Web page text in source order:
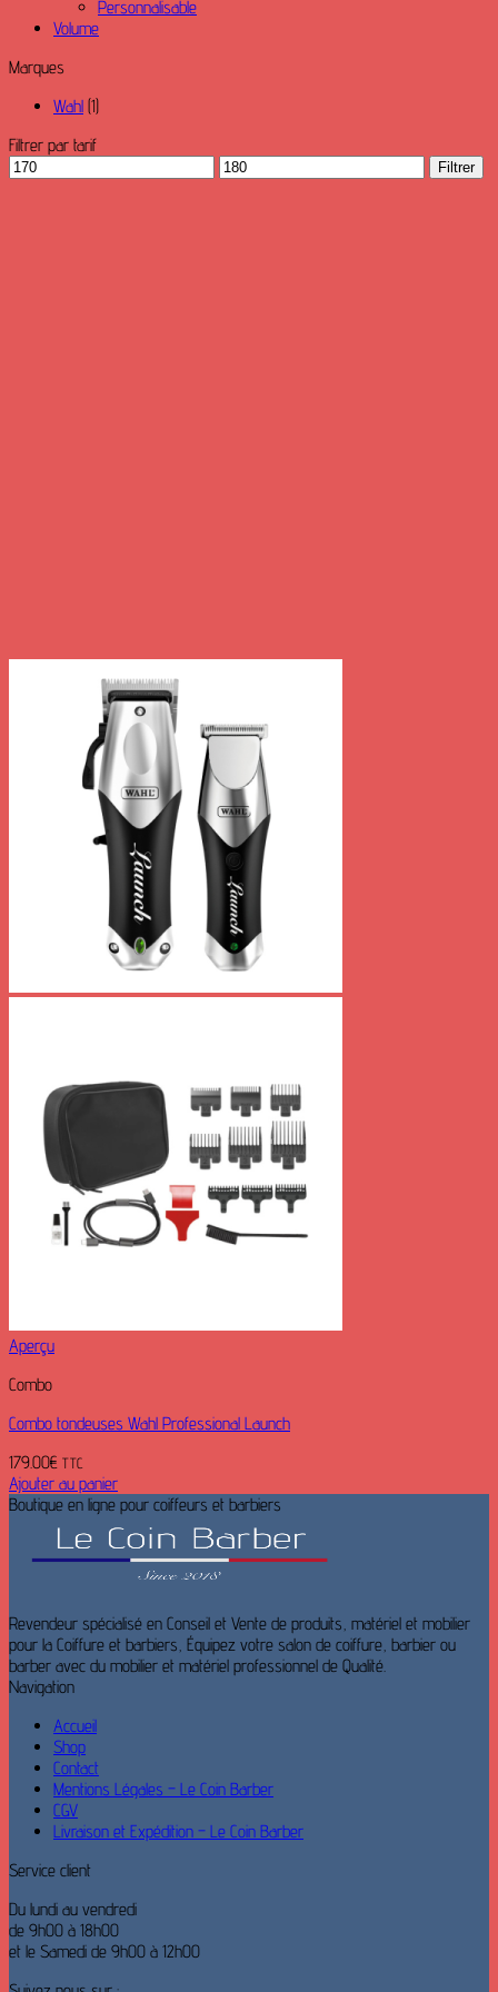
Personnalisable
Volume
Marques
Wahl (1)
Filtrer par tarif
Prix
min
Prix
max
Filtrer
Aperçu
Combo
Combo tondeuses Wahl Professional Launch
179.00€ TTC
Ajouter au panier
Boutique en ligne pour coiffeurs et barbiers
Revendeur spécialisé en Conseil et Vente de produits, matériel et mobilier
pour la Coiffure et barbiers, Équipez votre salon de coiffure, barbier ou
barber avec du mobilier et matériel professionnel de Qualité.
Navigation
Accueil
Shop
Contact
Mentions Légales – Le Coin Barber
CGV
Livraison et Expédition – Le Coin Barber
Service client
Du lundi au vendredi
de 9h00 à 18h00
et le Samedi de 9h00 à 12h00